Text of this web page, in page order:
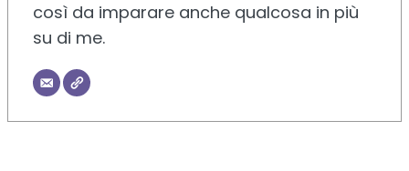
così da imparare anche qualcosa in più
su di me.